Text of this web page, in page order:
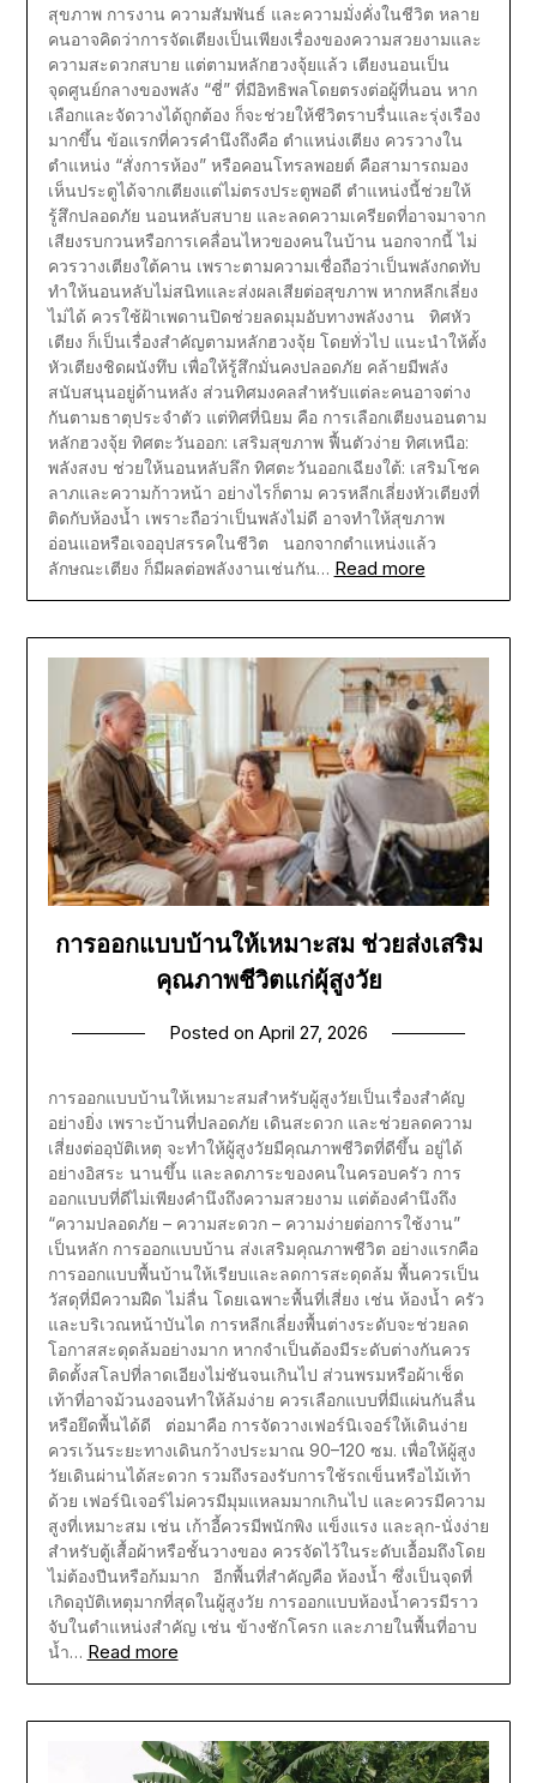
สุขภาพ การงาน ความสัมพันธ์ และความมั่งคั่งในชีวิต หลาย
คนอาจคิดว่าการจัดเตียงเป็นเพียงเรื่องของความสวยงามและ
ความสะดวกสบาย แต่ตามหลักฮวงจุ้ยแล้ว เตียงนอนเป็น
จุดศูนย์กลางของพลัง “ชี่” ที่มีอิทธิพลโดยตรงต่อผู้ที่นอน หาก
เลือกและจัดวางได้ถูกต้อง ก็จะช่วยให้ชีวิตราบรื่นและรุ่งเรือง
มากขึ้น ข้อแรกที่ควรคำนึงถึงคือ ตำแหน่งเตียง ควรวางใน
ตำแหน่ง “สั่งการห้อง” หรือคอนโทรลพอยต์ คือสามารถมอง
เห็นประตูได้จากเตียงแต่ไม่ตรงประตูพอดี ตำแหน่งนี้ช่วยให้
รู้สึกปลอดภัย นอนหลับสบาย และลดความเครียดที่อาจมาจาก
เสียงรบกวนหรือการเคลื่อนไหวของคนในบ้าน นอกจากนี้ ไม่
ควรวางเตียงใต้คาน เพราะตามความเชื่อถือว่าเป็นพลังกดทับ
ทำให้นอนหลับไม่สนิทและส่งผลเสียต่อสุขภาพ หากหลีกเลี่ยง
ไม่ได้ ควรใช้ฝ้าเพดานปิดช่วยลดมุมอับทางพลังงาน ทิศหัว
เตียง ก็เป็นเรื่องสำคัญตามหลักฮวงจุ้ย โดยทั่วไป แนะนำให้ตั้ง
หัวเตียงชิดผนังทึบ เพื่อให้รู้สึกมั่นคงปลอดภัย คล้ายมีพลัง
สนับสนุนอยู่ด้านหลัง ส่วนทิศมงคลสำหรับแต่ละคนอาจต่าง
กันตามธาตุประจำตัว แต่ทิศที่นิยม คือ การเลือกเตียงนอนตาม
หลักฮวงจุ้ย ทิศตะวันออก: เสริมสุขภาพ ฟื้นตัวง่าย ทิศเหนือ:
พลังสงบ ช่วยให้นอนหลับลึก ทิศตะวันออกเฉียงใต้: เสริมโชค
ลาภและความก้าวหน้า อย่างไรก็ตาม ควรหลีกเลี่ยงหัวเตียงที่
ติดกับห้องน้ำ เพราะถือว่าเป็นพลังไม่ดี อาจทำให้สุขภาพ
อ่อนแอหรือเจออุปสรรคในชีวิต นอกจากตำแหน่งแล้ว
ลักษณะเตียง ก็มีผลต่อพลังงานเช่นกัน… Read more
การออกแบบบ้านให้เหมาะสม ช่วยส่งเสริม
คุณภาพชีวิตแก่ผุ้สูงวัย
Posted on April 27, 2026
การออกแบบบ้านให้เหมาะสมสำหรับผู้สูงวัยเป็นเรื่องสำคัญ
อย่างยิ่ง เพราะบ้านที่ปลอดภัย เดินสะดวก และช่วยลดความ
เสี่ยงต่ออุบัติเหตุ จะทำให้ผู้สูงวัยมีคุณภาพชีวิตที่ดีขึ้น อยู่ได้
อย่างอิสระ นานขึ้น และลดภาระของคนในครอบครัว การ
ออกแบบที่ดีไม่เพียงคำนึงถึงความสวยงาม แต่ต้องคำนึงถึง
“ความปลอดภัย – ความสะดวก – ความง่ายต่อการใช้งาน”
เป็นหลัก การออกแบบบ้าน ส่งเสริมคุณภาพชีวิต อย่างแรกคือ
การออกแบบพื้นบ้านให้เรียบและลดการสะดุดล้ม พื้นควรเป็น
วัสดุที่มีความฝืด ไม่ลื่น โดยเฉพาะพื้นที่เสี่ยง เช่น ห้องน้ำ ครัว
และบริเวณหน้าบันได การหลีกเลี่ยงพื้นต่างระดับจะช่วยลด
โอกาสสะดุดล้มอย่างมาก หากจำเป็นต้องมีระดับต่างกันควร
ติดตั้งสโลปที่ลาดเอียงไม่ชันจนเกินไป ส่วนพรมหรือผ้าเช็ด
เท้าที่อาจม้วนงอจนทำให้ล้มง่าย ควรเลือกแบบที่มีแผ่นกันลื่น
หรือยึดพื้นได้ดี ต่อมาคือ การจัดวางเฟอร์นิเจอร์ให้เดินง่าย
ควรเว้นระยะทางเดินกว้างประมาณ 90–120 ซม. เพื่อให้ผู้สูง
วัยเดินผ่านได้สะดวก รวมถึงรองรับการใช้รถเข็นหรือไม้เท้า
ด้วย เฟอร์นิเจอร์ไม่ควรมีมุมแหลมมากเกินไป และควรมีความ
สูงที่เหมาะสม เช่น เก้าอี้ควรมีพนักพิง แข็งแรง และลุก-นั่งง่าย
สำหรับตู้เสื้อผ้าหรือชั้นวางของ ควรจัดไว้ในระดับเอื้อมถึงโดย
ไม่ต้องปีนหรือก้มมาก อีกพื้นที่สำคัญคือ ห้องน้ำ ซึ่งเป็นจุดที่
เกิดอุบัติเหตุมากที่สุดในผู้สูงวัย การออกแบบห้องน้ำควรมีราว
จับในตำแหน่งสำคัญ เช่น ข้างชักโครก และภายในพื้นที่อาบ
น้ำ… Read more